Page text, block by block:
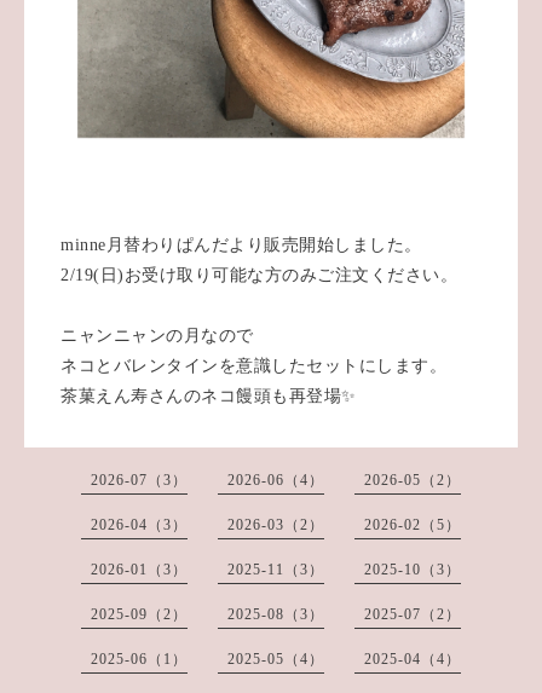
minne月替わりぱんだより販売開始しました。
2/19(日)お受け取り可能な方のみご注文ください。
ニャンニャンの月なので
ネコとバレンタインを意識したセットにします。
茶菓えん寿さんのネコ饅頭も再登場✨
2026-07（3） 2026-06（4） 2026-05（2）
2026-04（3） 2026-03（2） 2026-02（5）
2026-01（3） 2025-11（3） 2025-10（3）
2025-09（2） 2025-08（3） 2025-07（2）
2025-06（1） 2025-05（4） 2025-04（4）